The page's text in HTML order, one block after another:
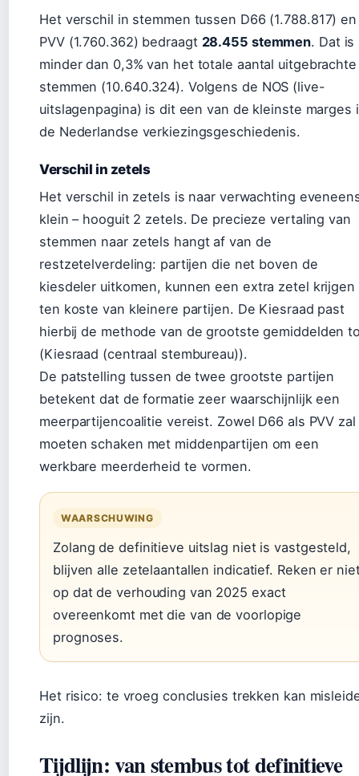
Het verschil in stemmen tussen D66 (1.788.817) en
PVV (1.760.362) bedraagt 28.455 stemmen. Dat is
minder dan 0,3% van het totale aantal uitgebrachte
stemmen (10.640.324). Volgens de NOS (live-
uitslagenpagina) is dit een van de kleinste marges
de Nederlandse verkiezingsgeschiedenis.
Verschil in zetels
Het verschil in zetels is naar verwachting
klein – hooguit 2 zetels. De precieze vertaling van
stemmen naar zetels hangt af van de
restzetelverdeling: partijen die net boven de
kiesdeler uitkomen, kunnen een extra zetel krijgen
ten koste van kleinere partijen. De Kiesraad past
hierbij de methode van de grootste gemiddelden
(Kiesraad (centraal stembureau)).
De patstelling tussen de twee grootste partijen
betekent dat de formatie zeer waarschijnlijk een
meerpartijencoalitie vereist. Zowel D66 als PVV zal
moeten schaken met middenpartijen om een
werkbare meerderheid te vormen.
WAARSCHUWING
Zolang de definitieve uitslag niet is vastgesteld,
blijven alle zetelaantallen indicatief. Reken er
op dat de verhouding van 2025 exact
overeenkomt met die van de voorlopige
prognoses.
Het risico: te vroeg conclusies trekken kan
zijn.
Tijdlijn: van stembus tot definitieve